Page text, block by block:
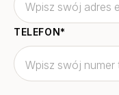
TELEFON*